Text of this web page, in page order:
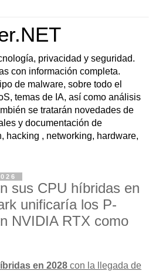
privacidad y seguridad.
con información completa.
de malware, sobre todo el
temas de IA, así como análisis
se tratarán novedades de
y documentación de
hacking , networking, hardware,
sus CPU híbridas en
unificaría los P-
NVIDIA RTX como
en 2028 con la llegada de